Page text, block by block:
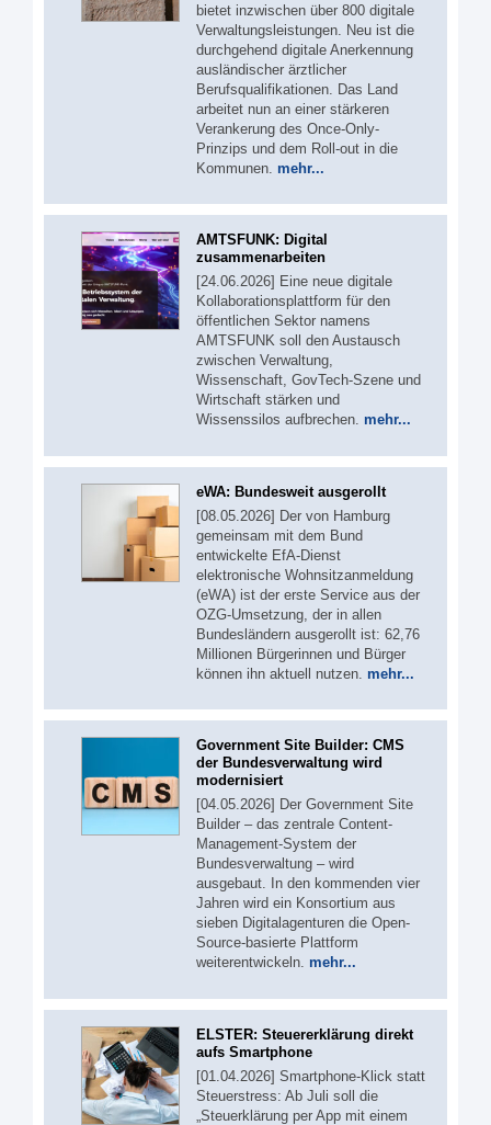
bietet inzwischen über 800 digitale
Verwaltungsleistungen. Neu ist die
durchgehend digitale Anerkennung
ausländischer ärztlicher
Berufsqualifikationen. Das Land
arbeitet nun an einer stärkeren
Verankerung des Once-Only-
Prinzips und dem Roll-out in die
Kommunen. mehr...
AMTSFUNK: Digital
zusammenarbeiten
[24.06.2026] Eine neue digitale
Kollaborationsplattform für den
öffentlichen Sektor namens
AMTSFUNK soll den Austausch
zwischen Verwaltung,
Wissenschaft, GovTech-Szene und
Wirtschaft stärken und
Wissenssilos aufbrechen. mehr...
eWA: Bundesweit ausgerollt
[08.05.2026] Der von Hamburg
gemeinsam mit dem Bund
entwickelte EfA-Dienst
elektronische Wohnsitzanmeldung
(eWA) ist der erste Service aus der
OZG-Umsetzung, der in allen
Bundesländern ausgerollt ist: 62,76
Millionen Bürgerinnen und Bürger
können ihn aktuell nutzen. mehr...
Government Site Builder: CMS
der Bundesverwaltung wird
modernisiert
[04.05.2026] Der Government Site
Builder – das zentrale Content-
Management-System der
Bundesverwaltung – wird
ausgebaut. In den kommenden vier
Jahren wird ein Konsortium aus
sieben Digitalagenturen die Open-
Source-basierte Plattform
weiterentwickeln. mehr...
ELSTER: Steuererklärung direkt
aufs Smartphone
[01.04.2026] Smartphone-Klick statt
Steuerstress: Ab Juli soll die
„Steuerklärung per App mit einem